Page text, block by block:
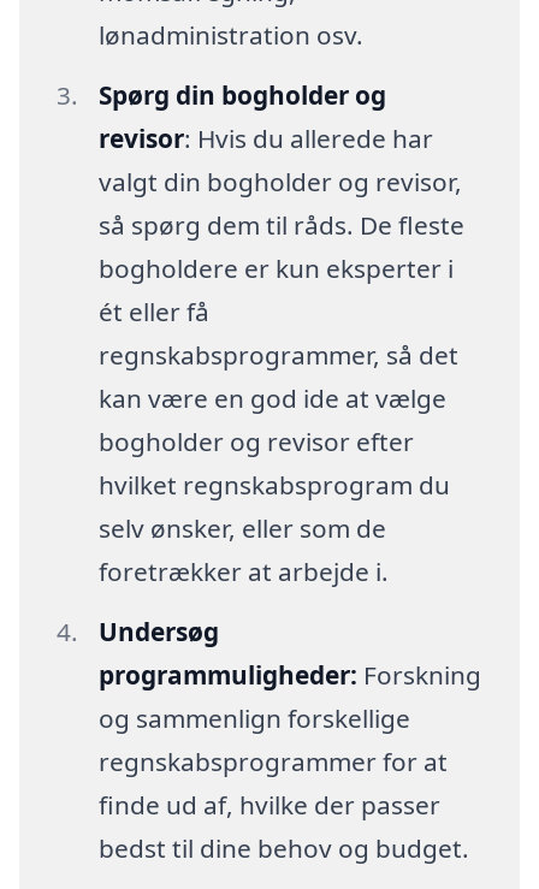
lønadministration osv.
Spørg din bogholder og
revisor: Hvis du allerede har
valgt din bogholder og revisor,
så spørg dem til råds. De fleste
bogholdere er kun eksperter i
ét eller få
regnskabsprogrammer, så det
kan være en god ide at vælge
bogholder og revisor efter
hvilket regnskabsprogram du
selv ønsker, eller som de
foretrækker at arbejde i.
Undersøg
programmuligheder: Forskning
og sammenlign forskellige
regnskabsprogrammer for at
finde ud af, hvilke der passer
bedst til dine behov og budget.